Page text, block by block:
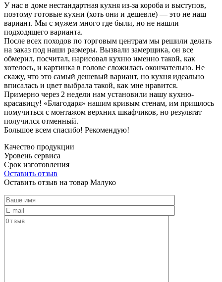
У нас в доме нестандартная кухня из-за короба и выступов,
поэтому готовые кухни (хоть они и дешевле) — это не наш
вариант. Мы с мужем много где были, но не нашли
подходящего варианта.
После всех походов по торговым центрам мы решили делать
на заказ под наши размеры. Вызвали замерщика, он все
обмерил, посчитал, нарисовал кухню именно такой, как
хотелось, и картинка в голове сложилась окончательно. Не
скажу, что это самый дешевый вариант, но кухня идеально
вписалась и цвет выбрала такой, как мне нравится.
Примерно через 2 недели нам установили нашу кухню-
красавицу! «Благодаря» нашим кривым стенам, им пришлось
помучиться с монтажом верхних шкафчиков, но результат
получился отменный.
Большое всем спасибо! Рекомендую!
Качество продукции
Уровень сервиса
Срок изготовления
Оставить отзыв
Оставить отзыв на товар Малуко